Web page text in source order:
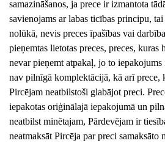
samazināšanos, ja prece ir izmantota
savienojams ar labas ticības principu,
nolūkā, nevis preces īpašības vai
pieņemtas lietotas preces, preces, kuras
nevar pieņemt atpakaļ, jo to iepakojums
nav pilnīgā komplektācijā, kā arī prece,
Pircējam neatbilstoši glabājot preci.
iepakotas oriģinālajā iepakojumā un
neatbilst minētajam, Pārdevējam ir
neatmaksāt Pircēja par preci samaksāto